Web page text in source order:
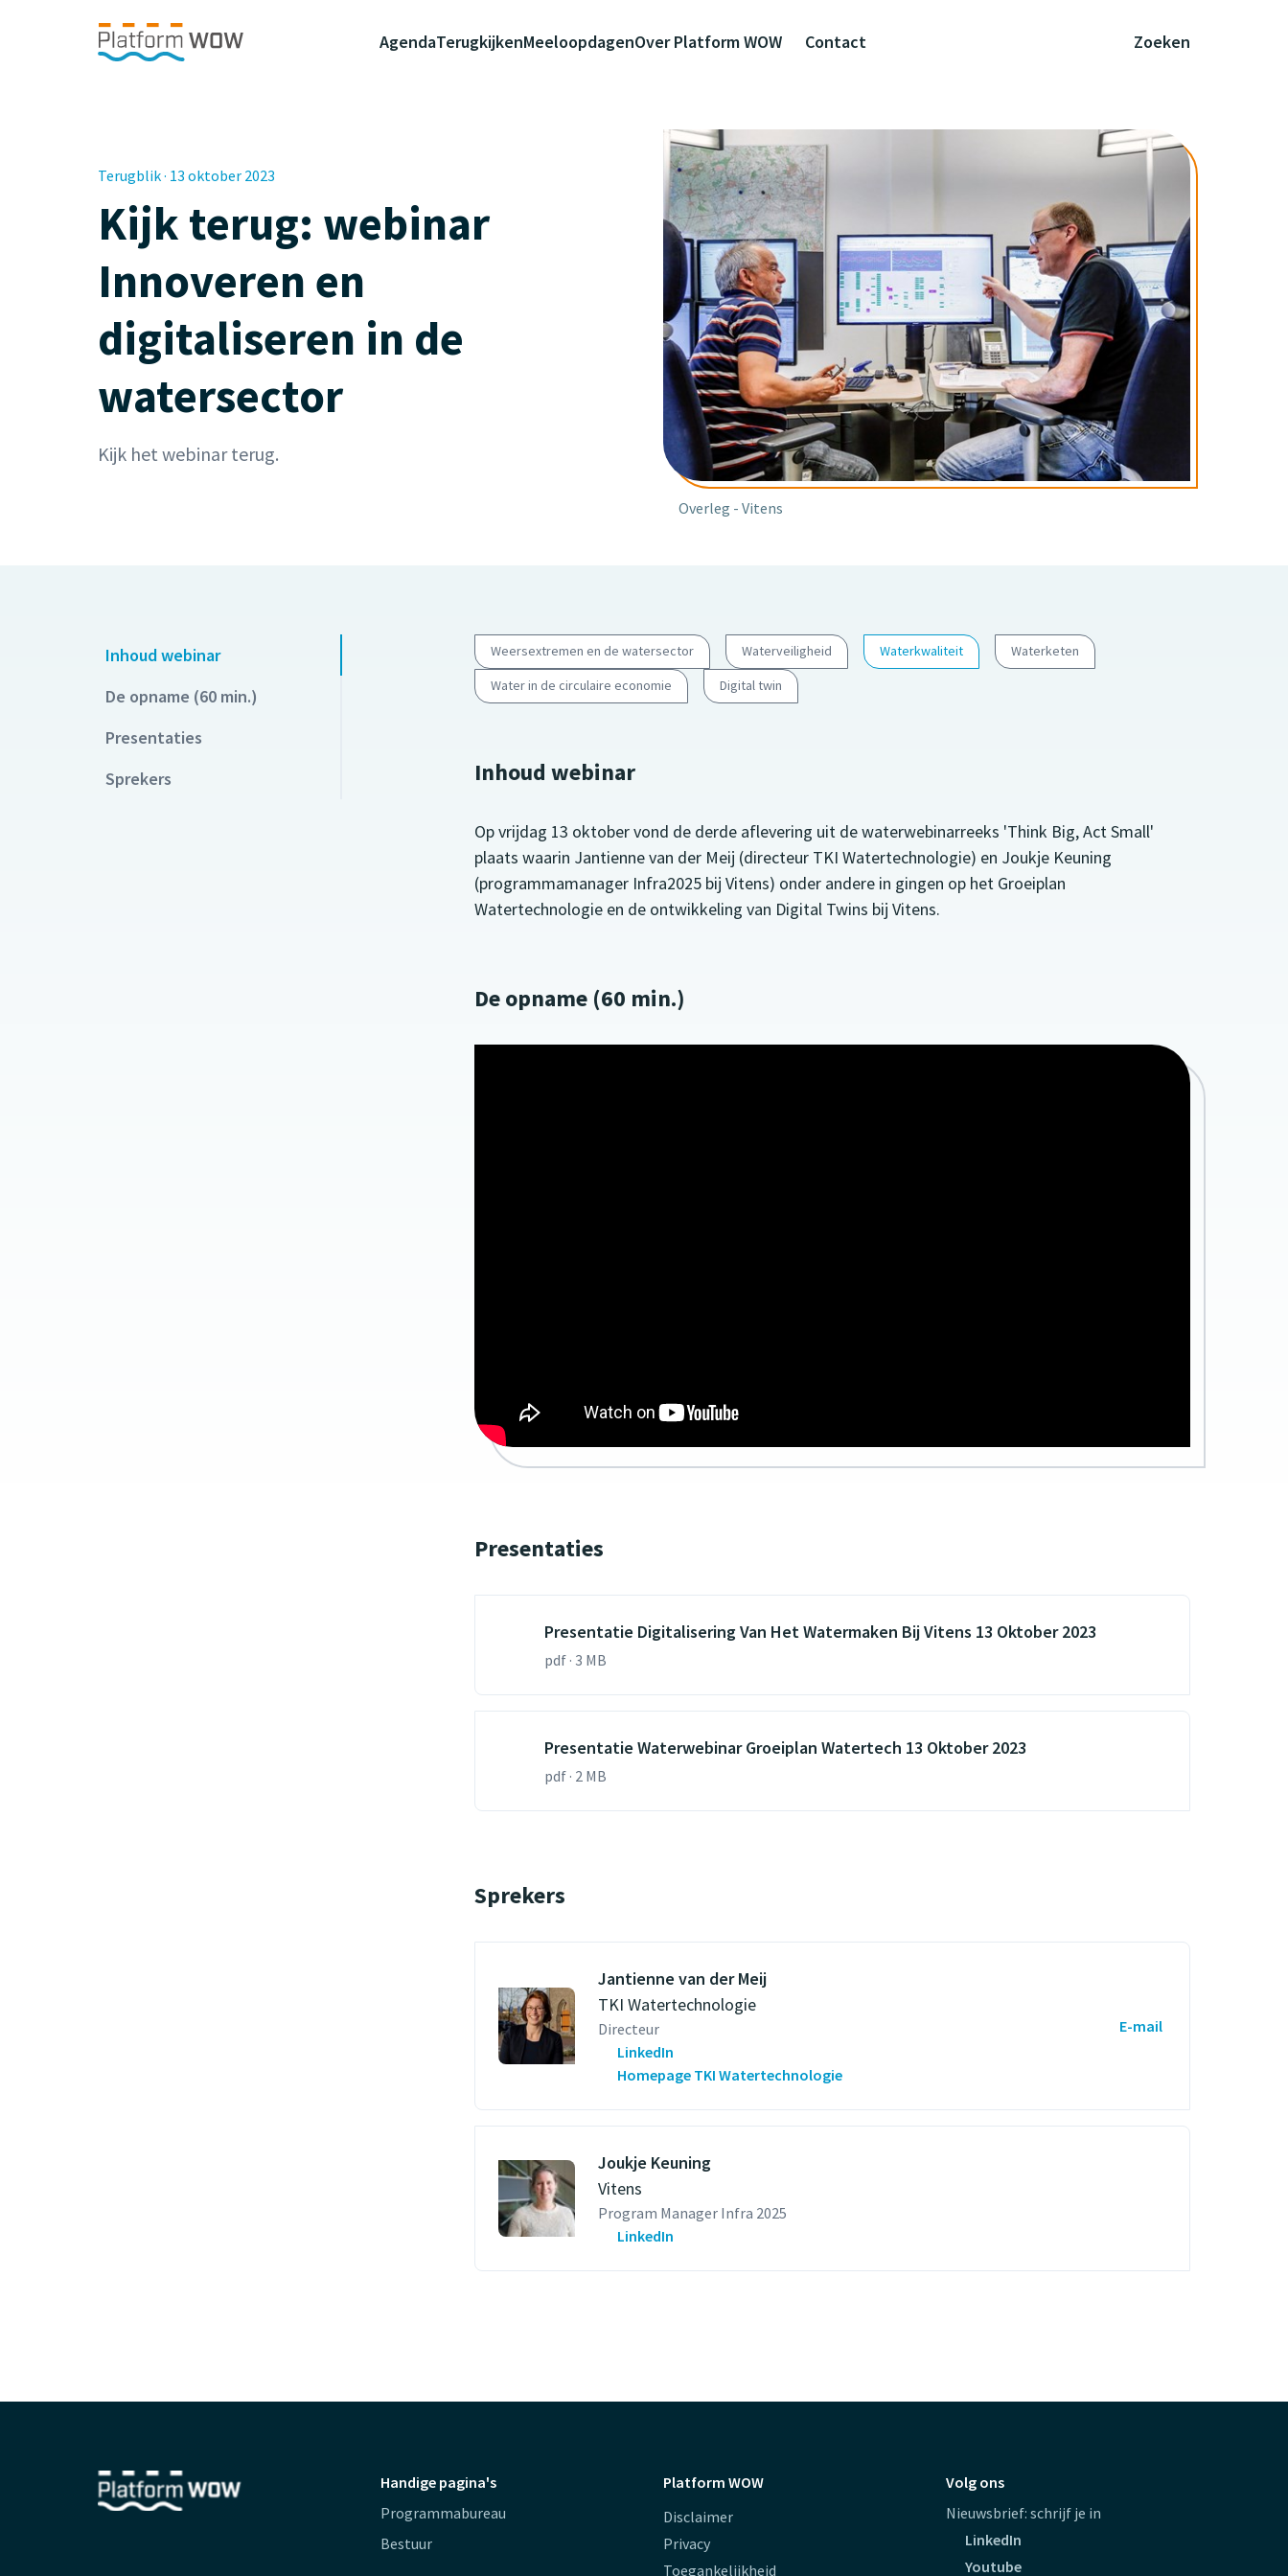
AgendaTerugkijkenMeeloopdagenOver Platform WOW Contact Zoeken
Terugblik · 13 oktober 2023
Kijk terug: webinar
Innoveren en
digitaliseren in de
watersector
Kijk het webinar terug.
Overleg - Vitens
Inhoud webinar
De opname (60 min.)
Presentaties
Sprekers
Weersextremen en de watersector Waterveiligheid Waterkwaliteit
Waterketen
Water in de circulaire economie
Digital twin
Inhoud webinar
Op vrijdag 13 oktober vond de derde aflevering uit de waterwebinarreeks 'Think Big, Act Small'
plaats waarin Jantienne van der Meij (directeur TKI Watertechnologie) en Joukje Keuning
(programmamanager Infra2025 bij Vitens) onder andere in gingen op het Groeiplan
Watertechnologie en de ontwikkeling van Digital Twins bij Vitens.
De opname (60 min.)
Presentaties
Presentatie Digitalisering Van Het Watermaken Bij Vitens 13 Oktober 2023
pdf · 3 MB
Presentatie Waterwebinar Groeiplan Watertech 13 Oktober 2023
pdf · 2 MB
Sprekers
Jantienne van der Meij
TKI Watertechnologie
Directeur
LinkedIn
Homepage TKI Watertechnologie
E-mail
Joukje Keuning
Vitens
Program Manager Infra 2025
LinkedIn
Handige pagina's
Programmabureau
Bestuur
Platform WOW
Disclaimer
Privacy
Toegankelijkheid
Volg ons
Nieuwsbrief: schrijf je in
LinkedIn
Youtube